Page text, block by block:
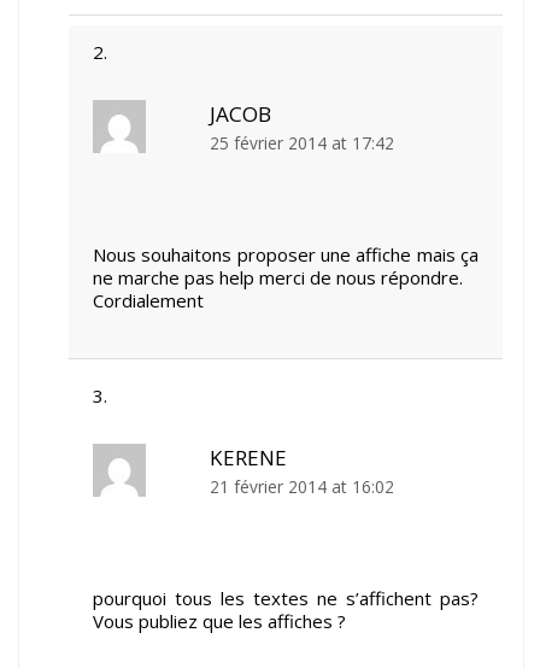
JACOB
25 février 2014 at 17:42
Nous souhaitons proposer une affiche mais ça
ne marche pas help merci de nous répondre.
Cordialement
KERENE
21 février 2014 at 16:02
pourquoi tous les textes ne s’affichent pas?
Vous publiez que les affiches ?